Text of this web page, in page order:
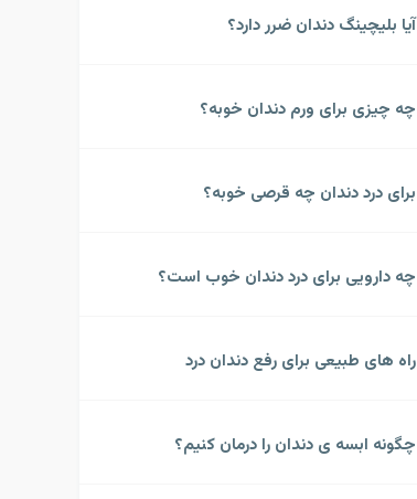
آیا بلیچینگ دندان ضرر دارد؟
چه چیزی برای ورم دندان خوبه؟
برای درد دندان چه قرصی خوبه؟
چه دارویی برای درد دندان خوب است؟
راه های طبیعی برای رفع دندان درد
چگونه ابسه ی دندان را درمان کنیم؟